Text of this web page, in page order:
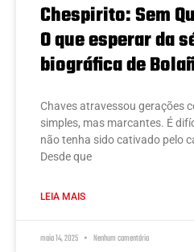
Chespirito: Sem
O que esperar da
biográfica de
Chaves atravessou gerações
simples, mas marcantes. É
não tenha sido cativado pelo
Desde que
LEIA MAIS
maio 14, 2025 Nenhum comentário